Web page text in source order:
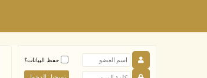
حفظ البيانات؟